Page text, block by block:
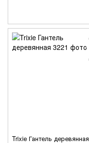
Trixie Гантель деревянная